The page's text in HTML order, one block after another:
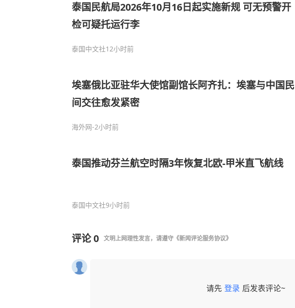
泰国民航局2026年10月16日起实施新规 可无预警开
检可疑托运行李
泰国中文社12小时前
埃塞俄比亚驻华大使馆副馆长阿齐扎：埃塞与中国民
间交往愈发紧密
海外网-2小时前
泰国推动芬兰航空时隔3年恢复北欧-甲米直飞航线
泰国中文社9小时前
评论0 文明上网理性发言，请遵守 《新闻评论服务协议》
请先 登录 后发表评论~